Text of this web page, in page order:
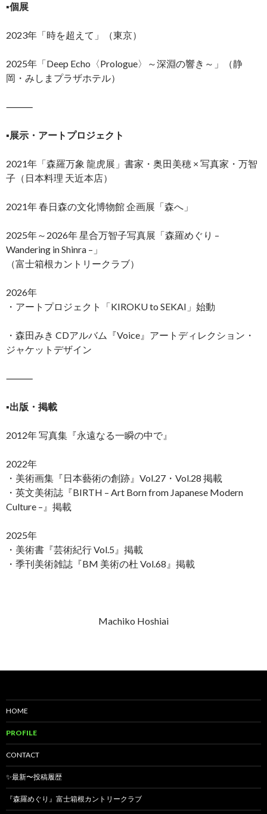
▪️個展
2023年「時を超えて」（東京）
2025年「Deep Echo〈Prologue〉～深淵の響き～」（静
岡・みしまプラザホテル）
⸻
▪️展示・アートプロジェクト
2021年「森羅万象 龍虎展」書家・奥田美穂 × 写真家・万智
子（日本料理 天近本店）
2021年 春日森の文化博物館 企画展「森へ」
2025年～2026年 星合万智子写真展「森羅めぐり –
Wandering in Shinra –」
（富士箱根カントリークラブ）
2026年
・アートプロジェクト「KIROKU to SEKAI」始動
・森田みき CDアルバム『Voice』アートディレクション・
ジャケットデザイン
⸻
▪️出版・掲載
2012年 写真集『永遠なる一瞬の中で』
2022年
・美術画集『日本藝術の創跡』Vol.27・Vol.28 掲載
・英文美術誌『BIRTH – Art Born from Japanese Modern
Culture –』掲載
2025年
・美術書『芸術紀行 Vol.5』掲載
・季刊美術雑誌『BM 美術の杜 Vol.68』掲載
Machiko Hoshiai
HOME
PROFILE
CONTACT
✨最新〜投稿履歴
『森羅めぐり』富士箱根カントリークラブ